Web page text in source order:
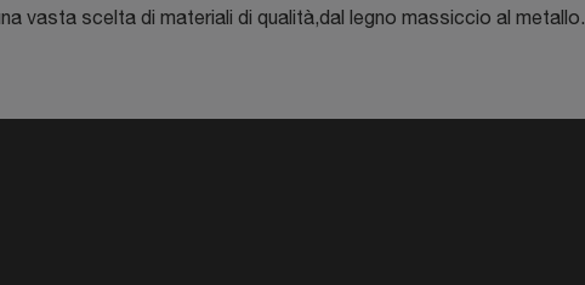
vasta scelta di materiali di qualità,dal legno massiccio al metallo.